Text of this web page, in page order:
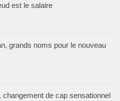
est le salaire
grands noms pour le nouveau
changement de cap sensationnel